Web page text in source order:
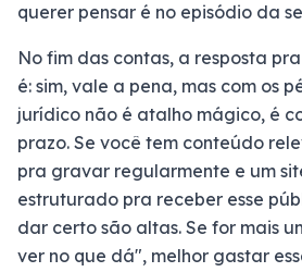
querer pensar é no episódio da
No fim das contas, a resposta
é: sim, vale a pena, mas com os
jurídico não é atalho mágico, é
prazo. Se você tem conteúdo
pra gravar regularmente e um
estruturado pra receber esse
dar certo são altas. Se for mais
ver no que dá", melhor gastar